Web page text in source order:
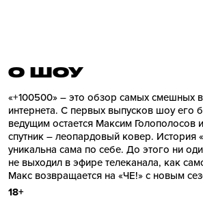
О ШОУ
«+100500» – это обзор самых смешных
интернета. С первых выпусков шоу его
ведущим остается Максим Голополосов
спутник – леопардовый ковер. История
уникальна сама по себе. До этого ни
не выходил в эфире телеканала, как
Макс возвращается на «ЧЕ!» с новым
18+